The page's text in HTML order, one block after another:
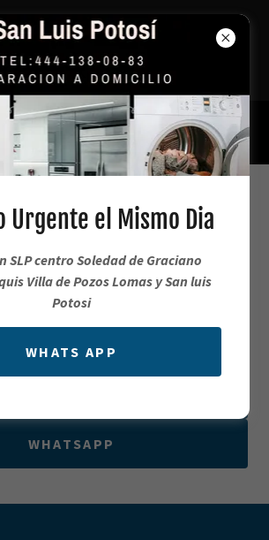
Urgente de Lavadoras y
en SLP
444 138 0883
de Reparación de
Especializado en
WHATSAPP
Urgente el Mismo Dia
SLP centro Soledad de Graciano
Villa de Pozos Lomas y San luis
Potosi
WHATS APP